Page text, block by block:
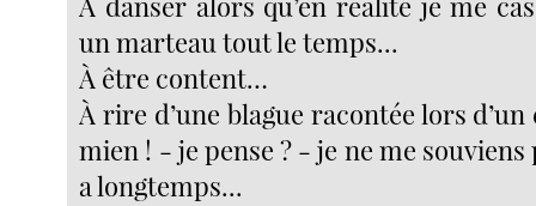
un marteau tout le temps...
À être content…
À rire d’une blague racontée lors
mien ! - je pense ? - je ne me souviens
a longtemps...